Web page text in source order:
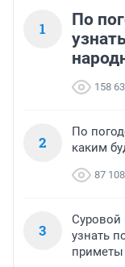
1
По
158
2
По
каким
87 108
3
Суровой
узнать
приметы